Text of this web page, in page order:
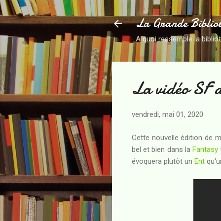
La Grande
A quoi ressemble la
La vidéo SF
vendredi, mai 01, 2020
Cette nouvelle édition de
bel et bien dans la Fantasy
évoquera plutôt un Ent